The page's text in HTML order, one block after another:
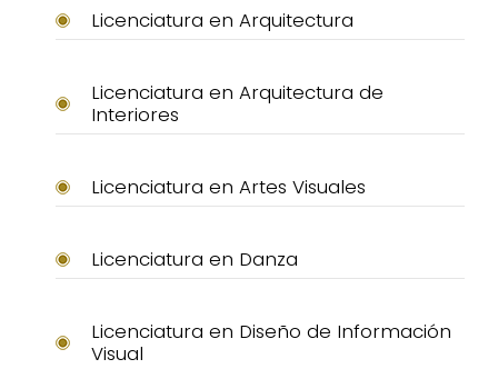
Licenciatura en Arquitectura
Licenciatura en Arquitectura de
Interiores
Licenciatura en Artes Visuales
Licenciatura en Danza
Licenciatura en Diseño de Información
Visual